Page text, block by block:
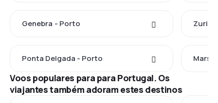
Genebra - Porto
Ponta Delgada - Porto
Voos populares para para Portugal. Os
viajantes também adoram estes destinos